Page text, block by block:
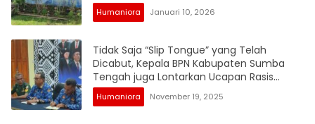
Humaniora Januari 10, 2026
Tidak Saja “Slip Tongue” yang Telah
Dicabut, Kepala BPN Kabupaten Sumba
Tengah juga Lontarkan Ucapan Rasis
kepada Penasehat Hukum Suku
Anapasoka
Humaniora November 19, 2025